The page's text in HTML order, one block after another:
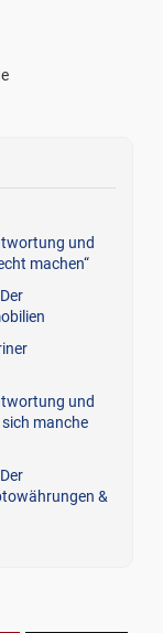
und
machen“
und
manche
&